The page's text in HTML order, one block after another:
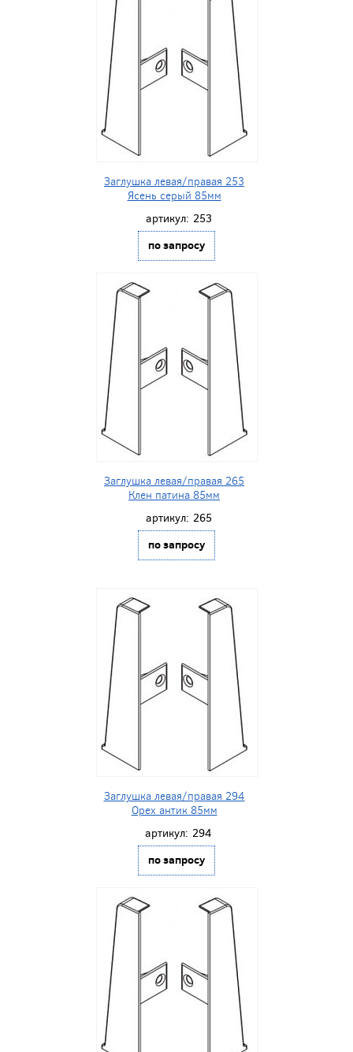
Заглушка левая/правая 253
Ясень серый 85мм
артикул: 253
по запросу
Заглушка левая/правая 265
Клен патина 85мм
артикул: 265
по запросу
Заглушка левая/правая 294
Орех антик 85мм
артикул: 294
по запросу